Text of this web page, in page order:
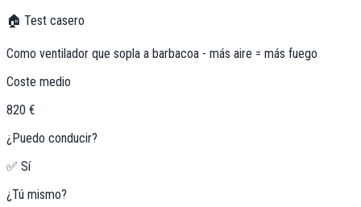
🏠 Test casero
Como ventilador que sopla a barbacoa - más aire = más fuego
Coste medio
820 €
¿Puedo conducir?
✅ Sí
¿Tú mismo?